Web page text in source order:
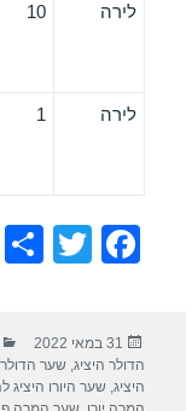
לירה 10
לירה 1
F
e
b
T
er
פורסם
בתאריך
31 במאי 2022
הדולר היציג,שער הדולר
היציג,שער היורו היציג